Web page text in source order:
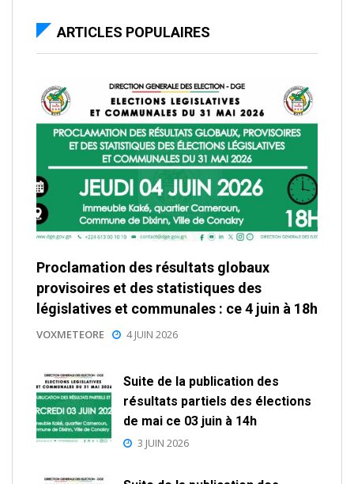
ARTICLES POPULAIRES
Proclamation des résultats globaux
provisoires et des statistiques des
législatives et communales : ce 4 juin à 18h
VOXMETEORE 4 JUIN 2026
Suite de la publication des
résultats partiels des élections
de mai ce 03 juin à 14h
3 JUIN 2026